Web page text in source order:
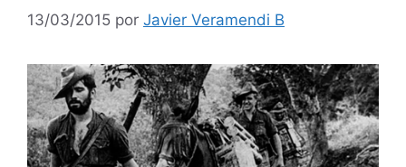
13/03/2015 por Javier Veramendi B